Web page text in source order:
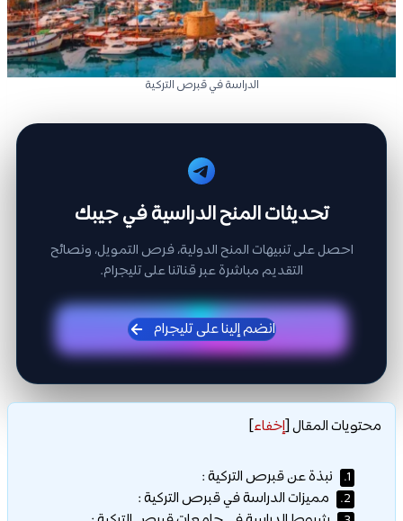
الدراسة في قبرص التركية
تحديثات المنح الدراسية في جيبك
احصل على تنبيهات المنح الدولية، فرص التمويل، ونصائح
التقديم مباشرة عبر قناتنا على تليجرام.
انضم إلينا على تليجرام
محتويات المقال[إخفاء]
1. نبذة عن قبرص التركية :
2. مميزات الدراسة في قبرص التركية :